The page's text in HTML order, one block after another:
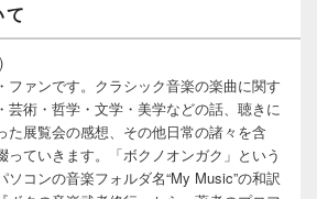
)
ファンです。クラシック音楽の楽曲に関す
芸術・哲学・文学・美学などの話、聴きに
た展覧会の感想、その他日常の諸々を含
っていきます。「ボクノオンガク」という
ソコンの音楽フォルダ名“My Music”の和訳